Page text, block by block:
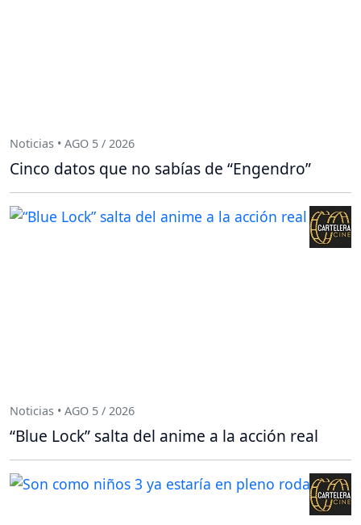
Noticias • AGO 5 / 2026
Cinco datos que no sabías de “Engendro”
Noticias • AGO 5 / 2026
“Blue Lock” salta del anime a la acción real